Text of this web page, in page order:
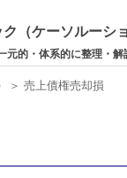
（ケーソルーショ
的・体系的に整理・
＞売上債権売却損